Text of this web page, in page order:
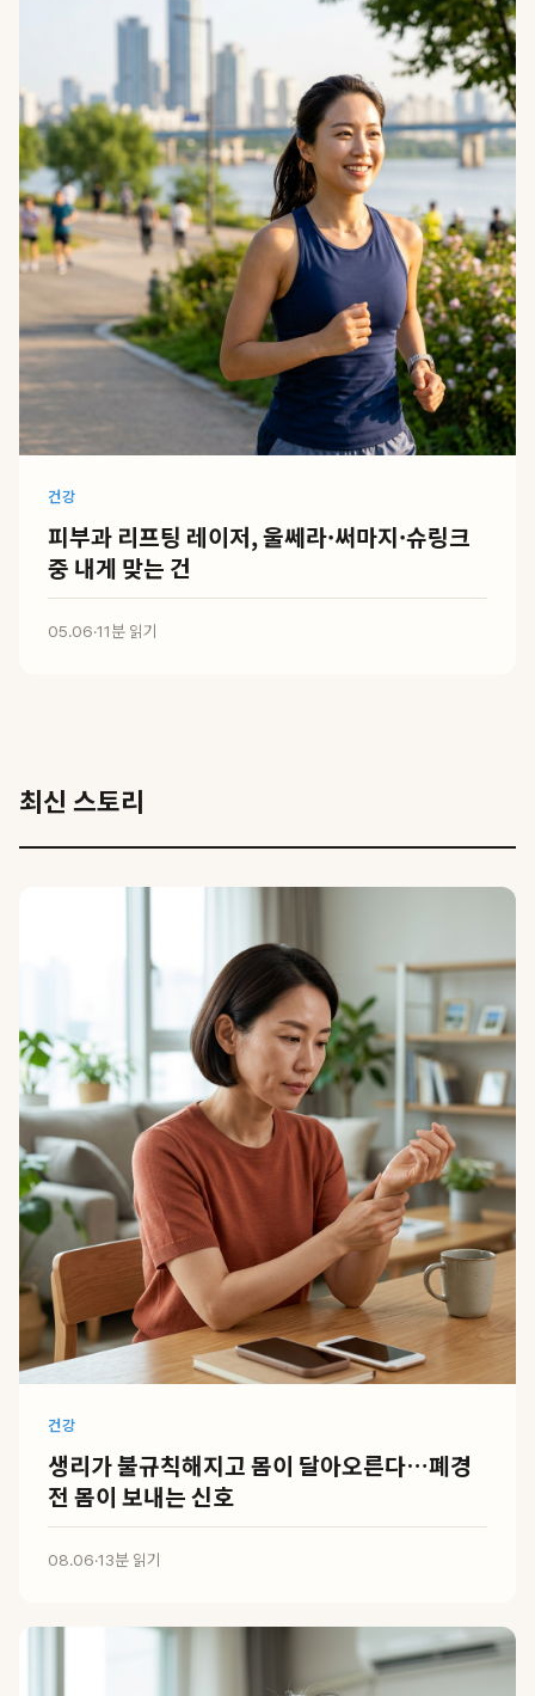
건강
피부과 리프팅 레이저, 울쎄라·써마지·슈링크
중 내게 맞는 건
05.06·11분 읽기
최신 스토리
건강
생리가 불규칙해지고 몸이 달아오른다…폐경
전 몸이 보내는 신호
08.06·13분 읽기